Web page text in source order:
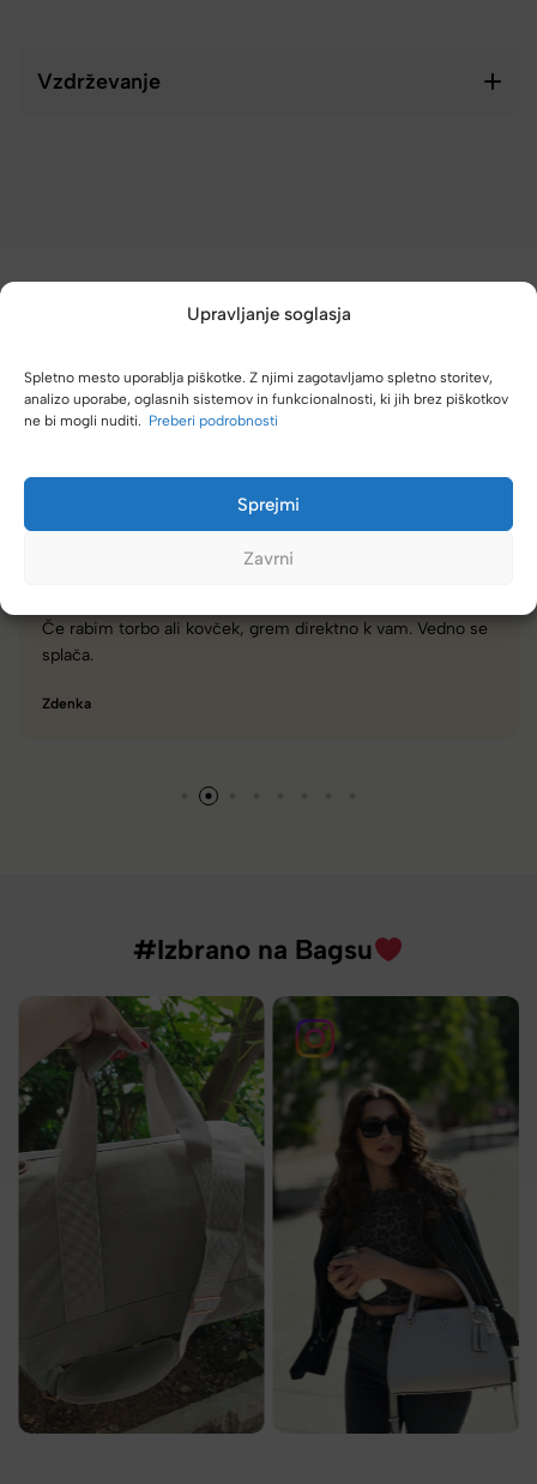
Upravljanje soglasja
Spletno mesto uporablja piškotke. Z njimi zagotavljamo spletno storitev,
analizo uporabe, oglasnih sistemov in funkcionalnosti, ki jih brez piškotkov
ne bi mogli nuditi. Preberi podrobnosti
Sprejmi
Zavrni
Vzdrževanje
(4,8/5)
se
Zelo dobra trgovina za torbe in kovčke, z veliko
#Izbrano na Bagsu